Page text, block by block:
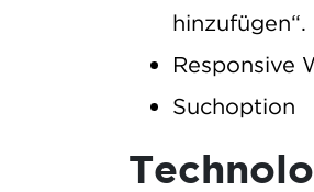
hinzufügen“.
Responsive
Suchoption